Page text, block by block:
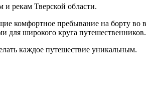
рекам Тверской области.
комфортное пребывание на борту во
для широкого круга путешественников.
каждое путешествие уникальным.